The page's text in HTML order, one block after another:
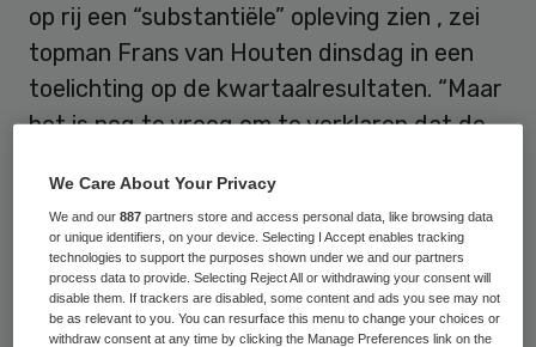
op rij een “substantiële” opleving zien , zei
topman Frans van Houten dinsdag in een
toelichting op de kwartaalresultaten. “Maar
het is nog te vroeg om te verklaren dat de
De opbrengsten uit de verkoop van
medische apparatuur namen in het vierde
kwartaal met een kleine 15 procent toe tot
3,3 miljard euro. Daarbij werd Philips wel
We Care About Your Privacy
We and our887 partners store and access personal data, like browsing data
or unique identifiers, on your device. Selecting I Accept enables tracking
technologies to support the purposes shown under we and our partners
process data to provide. Selecting Reject All or withdrawing your consent will
disable them. If trackers are disabled, some content and ads you see may not
be as relevant to you. You can resurface this menu to change your choices or
withdraw consent at any time by clicking the Manage Preferences link on the